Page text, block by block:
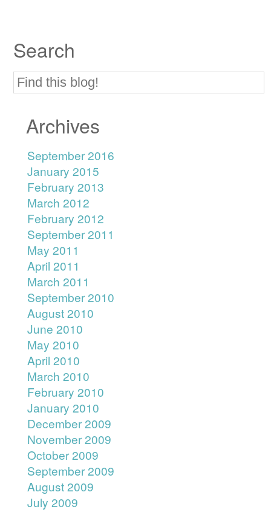
Search
Archives
September 2016
January 2015
February 2013
March 2012
February 2012
September 2011
May 2011
April 2011
March 2011
September 2010
August 2010
June 2010
May 2010
April 2010
March 2010
February 2010
January 2010
December 2009
November 2009
October 2009
September 2009
August 2009
July 2009